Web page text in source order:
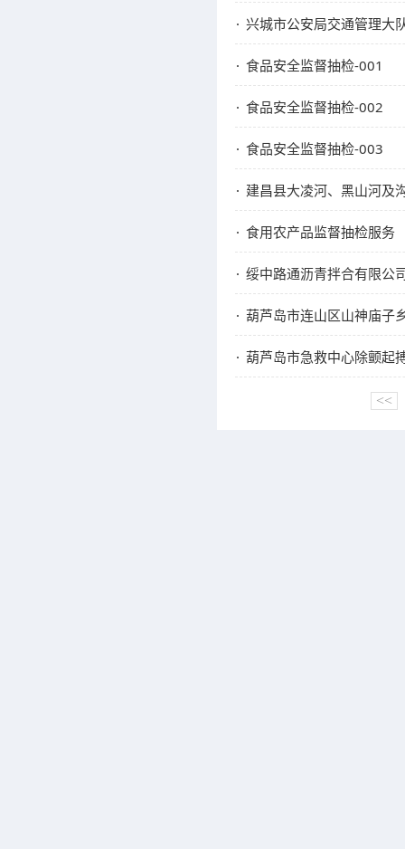
兴城市公安局交通管理大
食品安全监督抽检-001
食品安全监督抽检-002
食品安全监督抽检-003
建昌县大凌河、黑山河及
食用农产品监督抽检服务
绥中路通沥青拌合有限公
葫芦岛市连山区山神庙子
葫芦岛市急救中心除颤起
<<